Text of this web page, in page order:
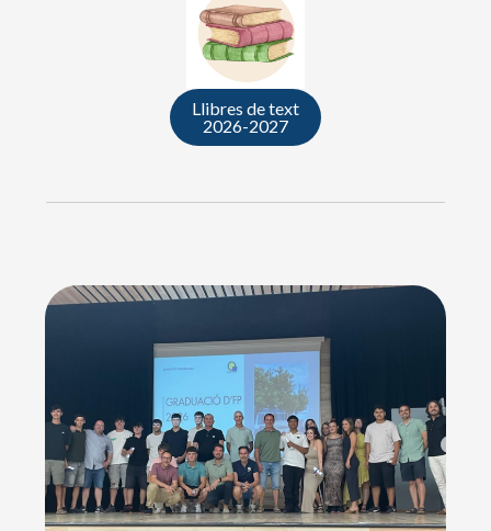
Llibres de text
2026-2027